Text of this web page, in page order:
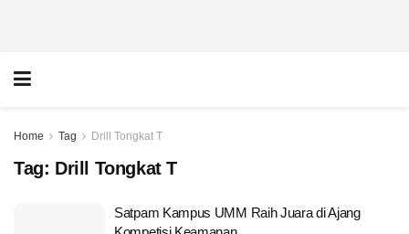
Home Tag Drill Tongkat T
Tag: Drill Tongkat T
Satpam Kampus UMM Raih Juara di Ajang